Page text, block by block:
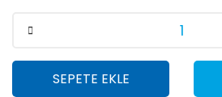
SEPETE EKLE